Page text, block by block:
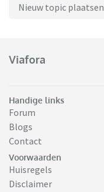
Nieuw topic plaatsen
Viafora
Handige links
Forum
Blogs
Contact
Voorwaarden
Huisregels
Disclaimer